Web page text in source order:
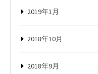
2019年1月
2018年10月
2018年9月